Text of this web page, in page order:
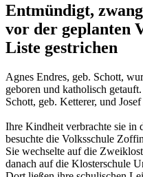
Entmündigt,
vor der geplanten
Liste gestrichen
Agnes Endres, geb. Schott,
geboren und katholisch
Schott, geb. Ketterer, und
Ihre Kindheit verbrachte sie in
besuchte die Volksschule
Sie wechselte auf die
danach auf die Klosterschule